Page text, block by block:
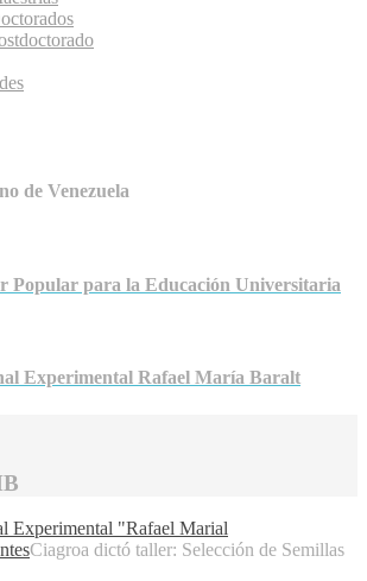
de Venezuela
Popular para la Educación Universitaria
Experimental Rafael María Baralt
Experimental "Rafael Marial
Ciagroa dictó taller: Selección de Semillas